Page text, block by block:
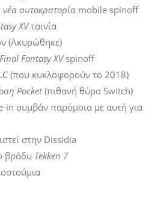
αυτοκρατορία mobile spinoff
XVταινία
(Ακυρώθηκε)
Fantasy XVspinoff
(που κυκλοφορούν το 2018)
Pocket(πιθανή θύρα Switch)
in συμβάν παρόμοια με αυτή για
στην Dissidia
βράδυ Tekken 7